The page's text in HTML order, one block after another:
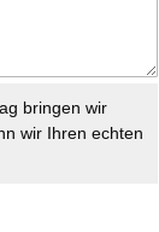
bringen wir
wir Ihren echten